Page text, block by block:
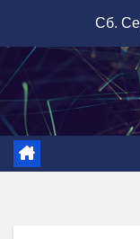
вмісту
Сб.